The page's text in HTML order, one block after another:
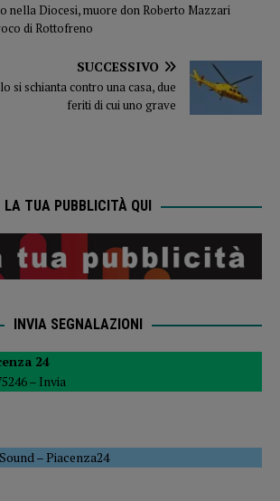
nella Diocesi, muore don Roberto Mazzari
di Rottofreno
SUCCESSIVO
si schianta contro una casa, due
feriti di cui uno grave
LA TUA PUBBLICITÀ QUI
INVIA SEGNALAZIONI
24
– Invia
–Piacenza24